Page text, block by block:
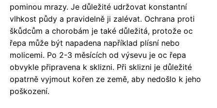
pominou mrazy. Je důležité udržovat konstantní
vlhkost půdy a pravidelně ji zalévat. Ochrana proti
škůdcům a chorobám je také důležitá, protože oc
řepa může být napadena například plísní nebo
molicemi. Po 2-3 měsících od výsevu je oc řepa
obvykle připravena k sklizni. Při sklizni je důležité
opatrně vyjmout kořen ze země, aby nedošlo k jeho
poškození.